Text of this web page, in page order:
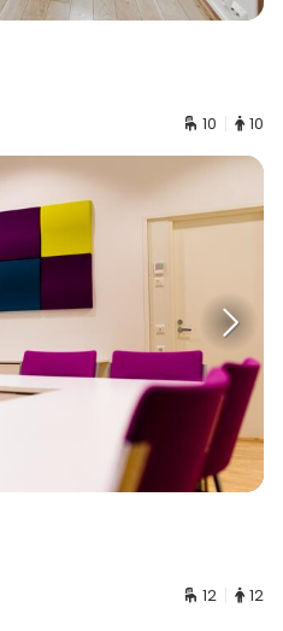
10 10
12 12